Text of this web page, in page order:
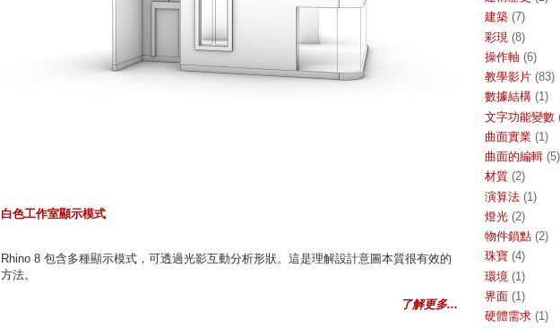
白色工作室顯示模式
Rhino 8 包含多種顯示模式，可透過光影互動分析形狀。這是理解設計意圖本質很有效的
方法。
了解更多...
建築 (7)
彩現 (8)
操作軸 (6)
教學影片 (83)
數據結構 (1)
文字功能變數
曲面實業 (1)
曲面的編輯 (5)
材質 (2)
演算法 (1)
燈光 (2)
物件鎖點 (2)
珠寶 (4)
環境 (1)
界面 (1)
硬體需求 (1)